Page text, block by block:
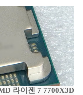
라이젠 7 7700X3D